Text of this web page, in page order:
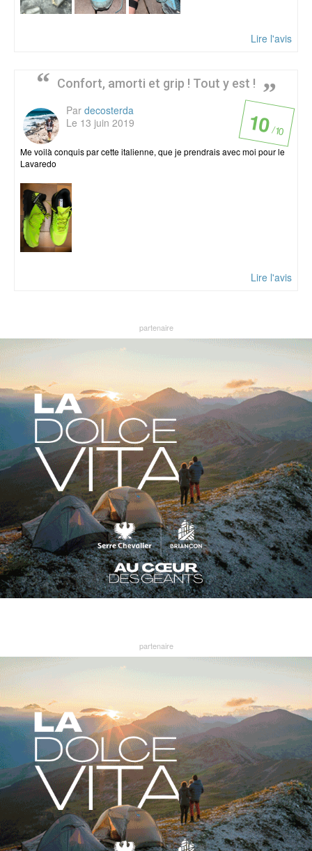
Lire l'avis
Confort, amorti et grip ! Tout y est !
10/ 10
Par decosterda
Le 13 juin 2019
Me voilà conquis par cette italienne, que je prendrais avec moi pour le
Lavaredo
Lire l'avis